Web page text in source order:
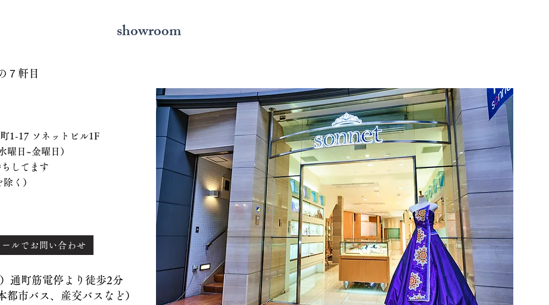
showroom
７軒目
17 ソネットビル1F
曜日~金曜日）
てます
く）
ールでお問い合わせ
通町筋電停より徒歩2分
ス、産交バスなど）